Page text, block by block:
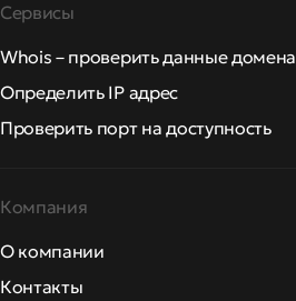
Сервисы
Whois – проверить данные домена
Определить IP адрес
Проверить порт на доступность
Компания
О компании
Контакты